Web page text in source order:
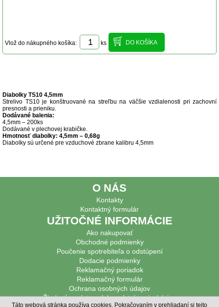
Vlož do nákupného košíka: ks
Diabolky TS10 4,5mm
Strelivo TS10 je konštruované na streľbu na väčšie vzdialenosti pri zachovní
presnosti a prieniku.
Dodávané balenia:
4,5mm – 200ks
Dodávané v plechovej krabičke.
Hmotnosť diabolky: 4,5mm – 0,68g
Diabolky sú určené pre vzduchové zbrane kalibru 4,5mm
O NÁS
Kontakty
Kontaktný formulár
UŽITOČNÉ INFORMÁCIE
Ako nakupovať
Obchodné podmienky
Poučenie spotrebiteľa o odstúpení
Dodacie podmienky
Reklamačný poriadok
Reklamačný formulár
Ochrana osobných údajov
Žiadosť o prístup alebo odstránenie údajov
Táto webová stránka používa cookies. Pokračovaním v prehliadaní si tejto